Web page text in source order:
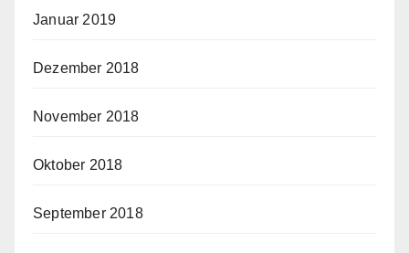
Januar 2019
Dezember 2018
November 2018
Oktober 2018
September 2018